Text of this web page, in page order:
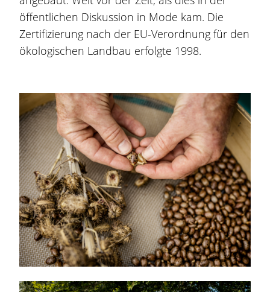
öffentlichen Diskussion in Mode kam. Die
Zertifizierung nach der EU-Verordnung für den
ökologischen Landbau erfolgte 1998.